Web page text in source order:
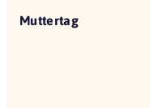
Muttertag